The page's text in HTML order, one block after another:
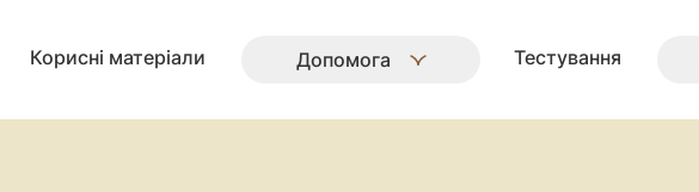
Корисні матеріали Допомога Тестування